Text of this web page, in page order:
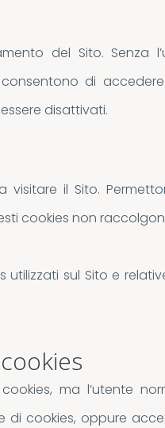
del Sito.
di
disattivati.
il Sito.
cookies non
sul Sito e
ma l’utente
di cookies, oppure